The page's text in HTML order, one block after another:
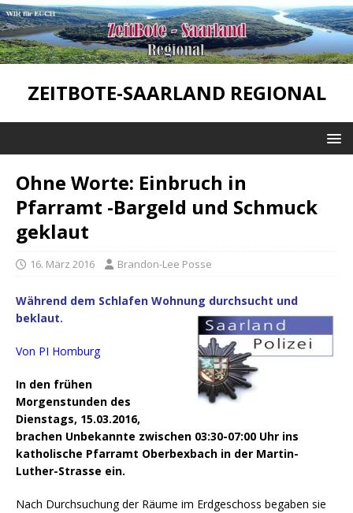
ZEITBOTE-SAARLAND REGIONAL
Ohne Worte: Einbruch in
Pfarramt -Bargeld und Schmuck
geklaut
16. März 2016 Brandon-Lee Posse
Während dem Schlafen Wohnung durchsucht und
beklaut.
Von PI Homburg
In den frühen
Morgenstunden des
Dienstags, 15.03.2016,
brachen Unbekannte zwischen 03:30-07:00 Uhr ins
katholische Pfarramt Oberbexbach in der Martin-
Luther-Strasse ein.
Nach Durchsuchung der Räume im Erdgeschoss begaben sie